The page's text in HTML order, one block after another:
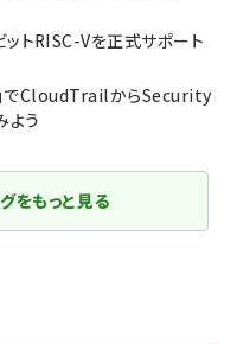
トRISC-Vを正式サポート
でCloudTrailからSecurity
よう
をもっと見る